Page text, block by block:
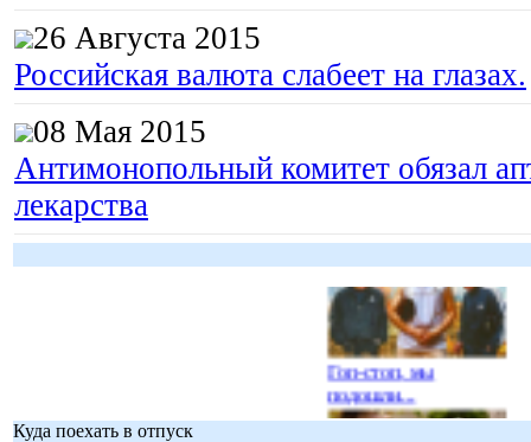
26 Августа 2015
Российская валюта слабеет на глазах.
08 Мая 2015
Антимонопольный комитет обязал
лекарства
Гоп-стоп, мы
подошли...
Куда поехать в отпуск